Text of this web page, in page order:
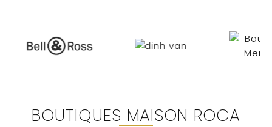
BOUTIQUES MAISON ROCA